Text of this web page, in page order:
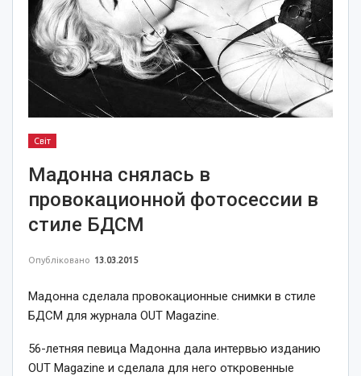
Світ
Мадонна снялась в
провокационной фотосессии в
стиле БДСМ
Опубліковано 13.03.2015
Мадонна сделала провокационные снимки в стиле
БДСМ для журнала OUT Magazine.
56-летняя певица Мадонна дала интервью изданию
OUT Magazine и сделала для него откровенные